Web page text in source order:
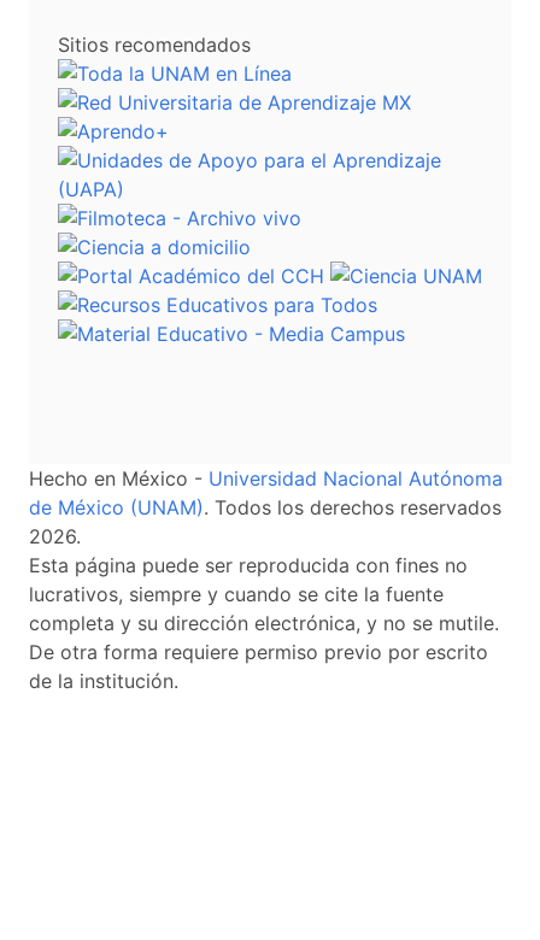
Sitios recomendados
Hecho en México - Universidad Nacional Autónoma
de México (UNAM). Todos los derechos reservados
2026.
Esta página puede ser reproducida con fines no
lucrativos, siempre y cuando se cite la fuente
completa y su dirección electrónica, y no se mutile.
De otra forma requiere permiso previo por escrito
de la institución.